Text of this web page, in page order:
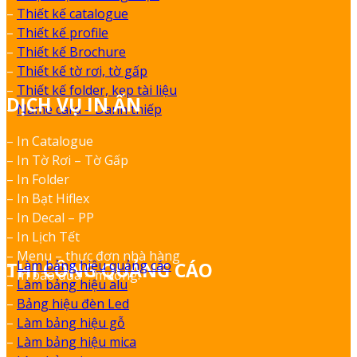
– Thiết kế catalogue
– Thiết kế profile
– Thiết kế Brochure
– Thiết kế tờ rơi, tờ gấp
– Thiết kế folder, kẹp tài liệu
–Name card – Danh thiếp
DỊCH VỤ IN ẤN
– In Catalogue
– In Tờ Rơi – Tờ Gấp
– In Folder
– In Bạt Hiflex
– In Decal – PP
– In Lịch Tết
– Menu – thực đơn nhà hàng
– In bao đũa – muỗng.
THI CÔNG QUẢNG CÁO
–Làm bảng hiệu quảng cáo
– Làm bảng hiệu alu
– Bảng hiệu đèn Led
– Làm bảng hiệu gỗ
– Làm bảng hiệu mica